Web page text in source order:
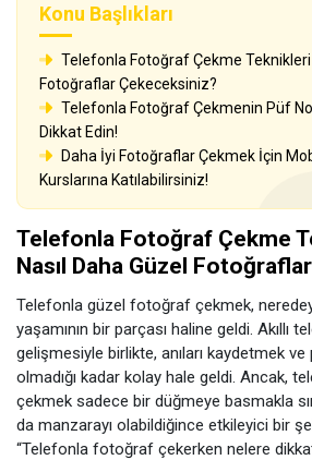
Konu Başlıkları
Telefonla Fotoğraf Çekme Teknikleri
Fotoğraflar Çekeceksiniz?
Telefonla Fotoğraf Çekmenin Püf
Dikkat Edin!
Daha İyi Fotoğraflar Çekmek İçin
Kurslarına Katılabilirsiniz!
Telefonla Fotoğraf Çekme
Nasıl Daha Güzel
Telefonla güzel fotoğraf çekmek,
yaşamının bir parçası haline geldi. Akıllı
gelişmesiyle birlikte, anıları kaydetmek
olmadığı kadar kolay hale geldi. Ancak,
çekmek sadece bir düğmeye basmakla
da manzarayı olabildiğince etkileyici bir
“Telefonla fotoğraf çekerken nelere